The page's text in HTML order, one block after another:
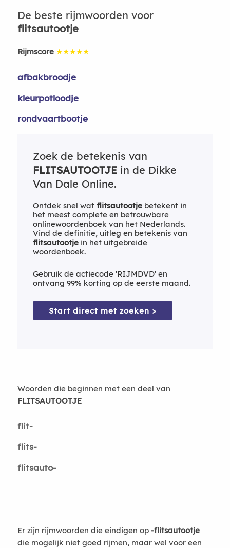
De beste rijmwoorden voor
flitsautootje
Rijmscore ★★★★★
afbakbroodje
kleurpotloodje
rondvaartbootje
Zoek de betekenis van
FLITSAUTOOTJEin de Dikke
Van Dale Online.
Ontdek snel wat flitsautootjebetekent in
het meest complete en betrouwbare
onlinewoordenboek van het Nederlands.
Vind de definitie, uitleg en betekenis van
flitsautootjein het uitgebreide
woordenboek.
Gebruik de actiecode 'RIJMDVD' en
ontvang 99% korting op de eerste maand.
Start direct met zoeken >
Woorden die beginnen met een deel van
FLITSAUTOOTJE
flit-
flits-
flitsauto-
Er zijn rijmwoorden die eindigen op -flitsautootje
die mogelijk niet goed rijmen, maar wel voor een